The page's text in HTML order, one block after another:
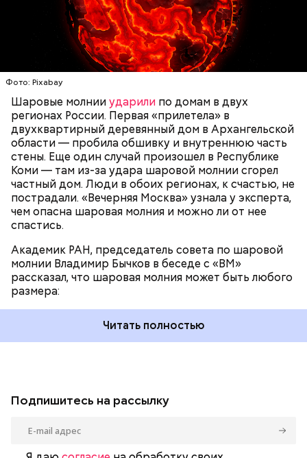
Фото: Pixabay
Шаровые молнииударили по домам в двух
регионах России. Первая «прилетела» в
двухквартирный деревянный дом в Архангельской
области — пробила обшивку и внутреннюю часть
стены. Еще один случай произошел в Республике
Коми — там из-за удара шаровой молнии сгорел
частный дом. Люди в обоих регионах, к счастью, не
пострадали. «Вечерняя Москва» узнала у эксперта,
чем опасна шаровая молния и можно ли от нее
спастись.
Академик РАН, председатель совета по шаровой
молнии Владимир Бычков в беседе с «ВМ»
рассказал, что шаровая молния может быть любого
размера:
— Маленькие — от одного сантиметра, средние —
около 20 сантиметров, а самые большие могут
доходить до нескольких метров. Шаровая молния
проходит и через стекла, даже часто не оставляя
следов. Она как капля стекает, растекается. Может
и в окно влезть, причем в двухметровое.
Сжимается, как воздушный шар, и проходит.
Читать полностью
УЧЕНЫЕ МОЛНИИ ПОГОДА
Подпишитесь на рассылку